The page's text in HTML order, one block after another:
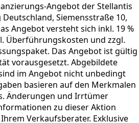
Angebot der Stellantis
Deutschland, Siemensstraße 10,
Angebot versteht sich inkl. 19 %
Überführungskosten und zzgl.
Das Angebot ist gültig
vorausgesetzt. Abgebildete
im Angebot nicht unbedingt
basieren auf den Merkmalen
Änderungen und Irrtümer
zu dieser Aktion
Verkaufsberater. Exklusive